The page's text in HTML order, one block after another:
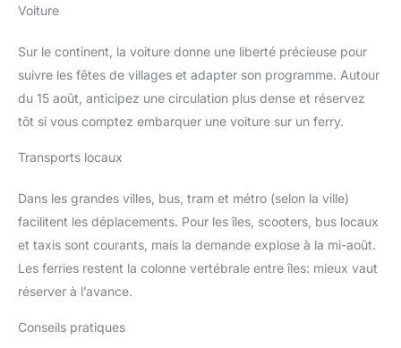
Voiture
Sur le continent, la voiture donne une liberté précieuse pour
suivre les fêtes de villages et adapter son programme. Autour
du 15 août, anticipez une circulation plus dense et réservez
tôt si vous comptez embarquer une voiture sur un ferry.
Transports locaux
Dans les grandes villes, bus, tram et métro (selon la ville)
facilitent les déplacements. Pour les îles, scooters, bus locaux
et taxis sont courants, mais la demande explose à la mi-août.
Les ferries restent la colonne vertébrale entre îles: mieux vaut
réserver à l’avance.
Conseils pratiques